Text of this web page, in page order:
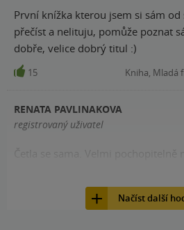
První knížka kterou jsem si sám
přečíst a nelituju, pomůže poznat
dobře, velice dobrý titul :)
15 Kniha, Mladá
RENATA PAVLINAKOVA
registrovaný uživatel
Četla se sama. Velmi pochopitelně
Načíst další